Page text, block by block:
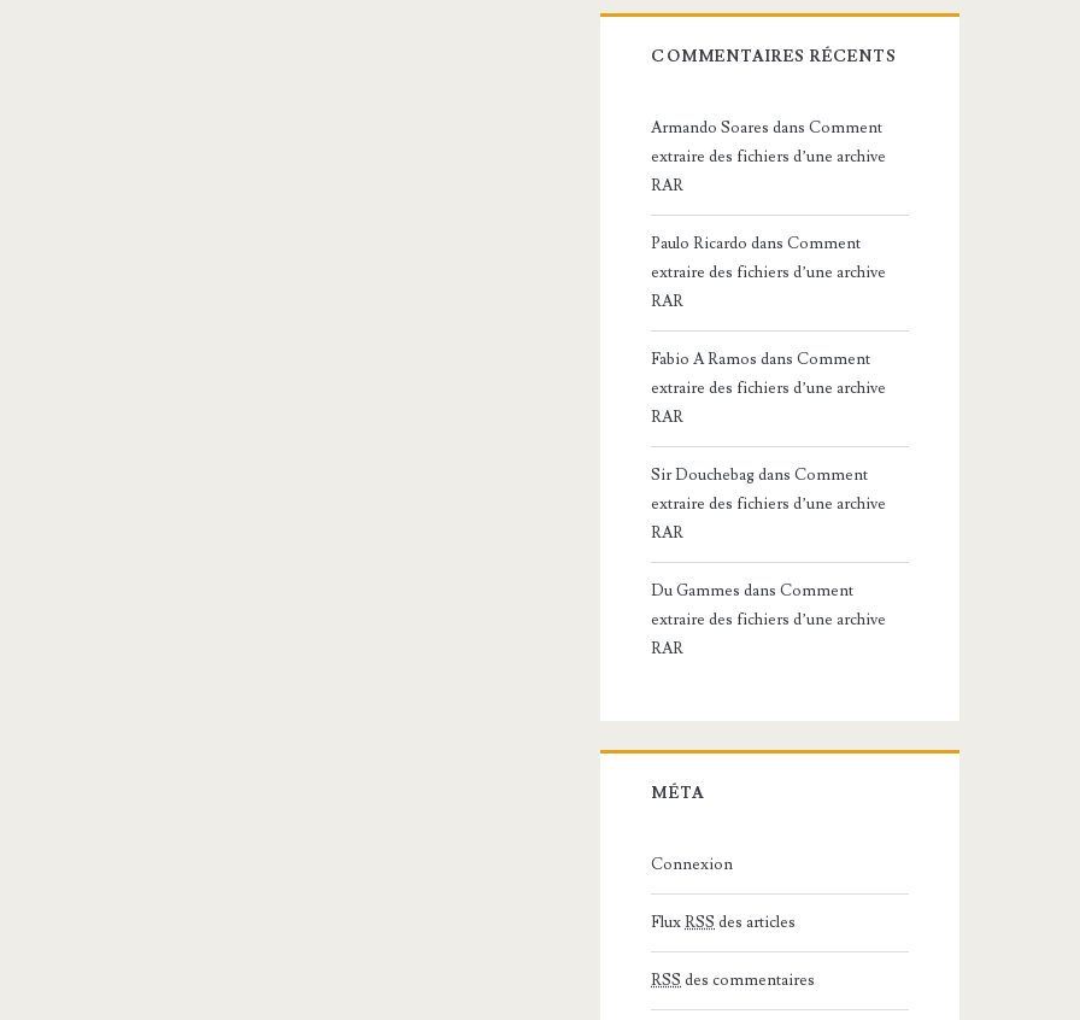
COMMENTAIRES RÉCENTS
Armando Soares dansComment
extraire des fichiers d’une archive
RAR
Paulo Ricardo dansComment
extraire des fichiers d’une archive
RAR
Fabio A Ramos dansComment
extraire des fichiers d’une archive
RAR
Sir DouchebagdansComment
extraire des fichiers d’une archive
RAR
Du Gammes dansComment
extraire des fichiers d’une archive
RAR
MÉTA
Connexion
FluxRSS des articles
RSS des commentaires